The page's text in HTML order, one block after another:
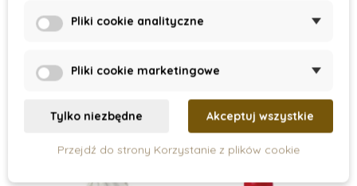
Dodaj do koszyka
Promocja Nowość
Pliki cookie analityczne
Pliki cookie marketingowe
Tylko niezbędne Akceptuj wszystkie
Przejdź do strony Korzystanie z plików cookie